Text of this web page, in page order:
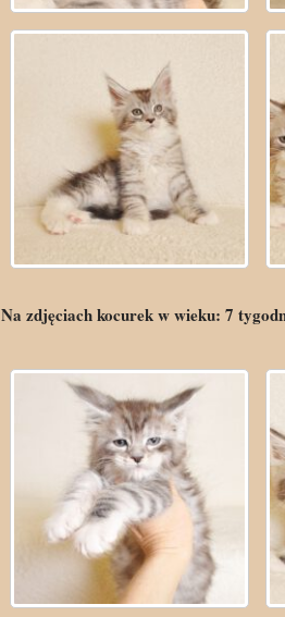
Na zdjęciach kocurek w wieku: 7